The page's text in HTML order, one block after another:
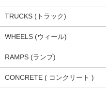
TRUCKS (トラック)
WHEELS (ウィール)
RAMPS (ランプ)
CONCRETE ( コンクリート )